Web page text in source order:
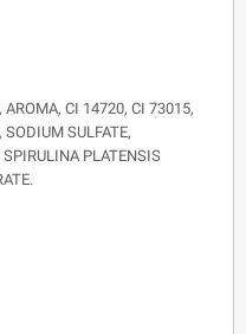
AROMA, CI 14720, CI 73015,
SULFATE,
PLATENSIS